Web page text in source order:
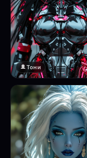
Тони